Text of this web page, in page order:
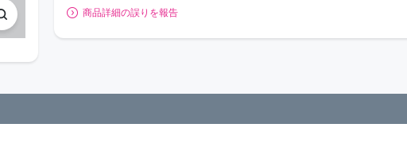
商品詳細の誤りを報告